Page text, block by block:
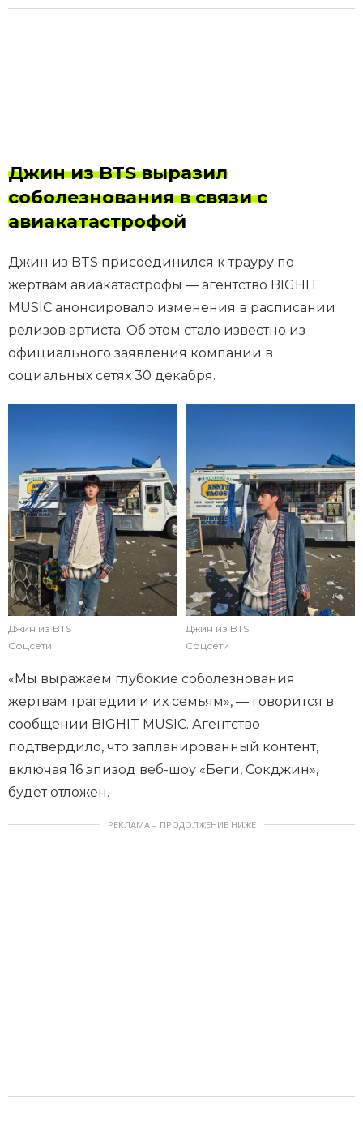
Джин из BTS выразил
соболезнования в связи с
авиакатастрофой
Джин из BTS присоединился к трауру по
жертвам авиакатастрофы — агентство BIGHIT
MUSIC анонсировало изменения в расписании
релизов артиста. Об этом стало известно из
официального заявления компании в
социальных сетях 30 декабря.
Джин из BTS
Соцсети
Джин из BTS
Соцсети
«Мы выражаем глубокие соболезнования
жертвам трагедии и их семьям», — говорится в
сообщении BIGHIT MUSIC. Агентство
подтвердило, что запланированный контент,
включая 16 эпизод веб-шоу «Беги, Сокджин»,
будет отложен.
РЕКЛАМА – ПРОДОЛЖЕНИЕ НИЖЕ